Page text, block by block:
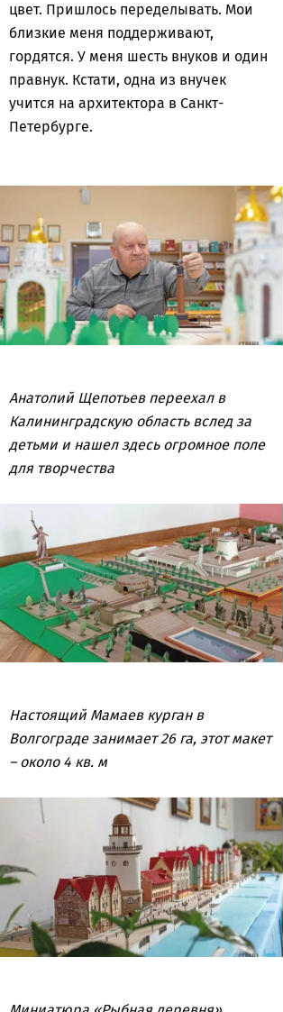
цвет. Пришлось переделывать. Мои
близкие меня поддерживают,
гордятся. У меня шесть внуков и один
правнук. Кстати, одна из внучек
учится на архитектора в Санкт-
Петербурге.
Анатолий Щепотьев переехал в
Калининградскую область вслед за
детьми и нашел здесь огромное поле
для творчества
Настоящий Мамаев курган в
Волгограде занимает 26 га, этот макет
– около 4 кв. м